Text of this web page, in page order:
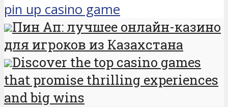
pin up casino game
Пин Ап: лучшее онлайн-казино
для игроков из Казахстана
Discover the top casino games
that promise thrilling experiences
and big wins